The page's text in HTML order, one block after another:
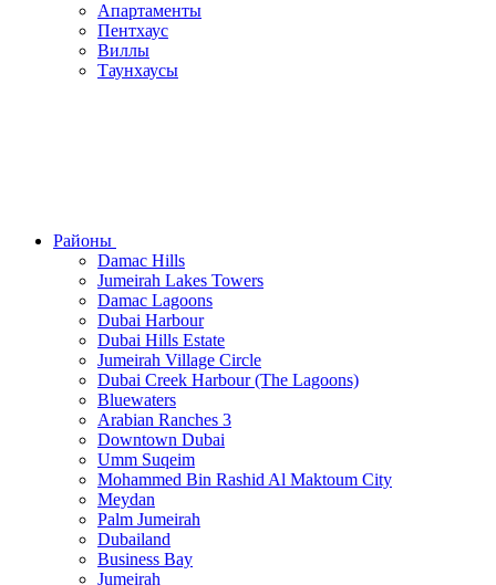
Апартаменты
Пентхаус
Виллы
Таунхаусы
Районы
Damac Hills
Jumeirah Lakes Towers
Damac Lagoons
Dubai Harbour
Dubai Hills Estate
Jumeirah Village Circle
Dubai Creek Harbour (The Lagoons)
Bluewaters
Arabian Ranches 3
Downtown Dubai
Umm Suqeim
Mohammed Bin Rashid Al Maktoum City
Meydan
Palm Jumeirah
Dubailand
Business Bay
Jumeirah